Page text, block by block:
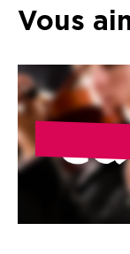
Vous